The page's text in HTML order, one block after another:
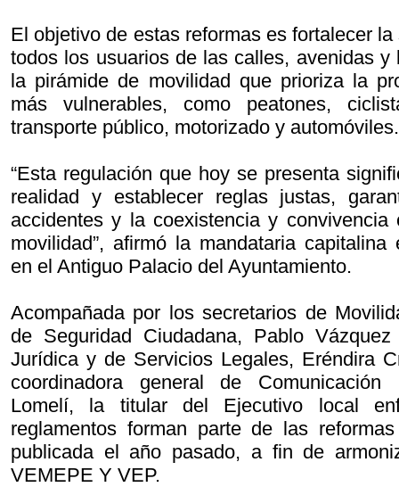
El objetivo de estas reformas es fortalecer
todos los usuarios de las calles, avenidas y
la pirámide de movilidad que prioriza la
más vulnerables, como peatones,
transporte público, motorizado y automóviles.
“Esta regulación que hoy se presenta
realidad y establecer reglas justas,
accidentes y la coexistencia y
movilidad”, afirmó la mandataria capitalina
en el Antiguo Palacio del Ayuntamiento.
Acompañada por los secretarios de
de Seguridad Ciudadana, Pablo
Jurídica y de Servicios Legales, Eréndira
coordinadora general de
Lomelí, la titular del Ejecutivo local
reglamentos forman parte de las
publicada el año pasado, a fin de
VEMEPE Y VEP.